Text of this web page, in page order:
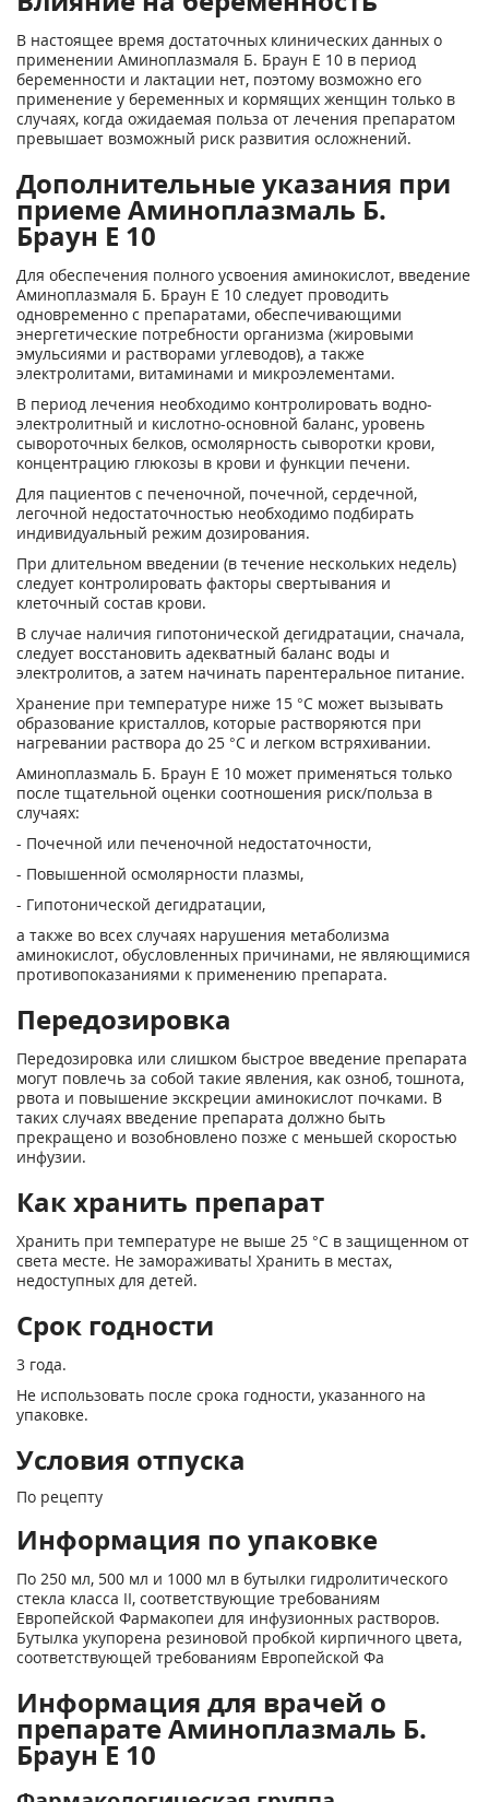
В настоящее время достаточных клинических данных о
применении Аминоплазмаля Б. Браун Е 10 в период
беременности и лактации нет, поэтому возможно его
применение у беременных и кормящих женщин только в
случаях, когда ожидаемая польза от лечения препаратом
превышает возможный риск развития осложнений.
Дополнительные указания при
приеме Аминоплазмаль Б.
Браун Е 10
Для обеспечения полного усвоения аминокислот, введение
Аминоплазмаля Б. Браун Е 10 следует проводить
одновременно с препаратами, обеспечивающими
энергетические потребности организма (жировыми
эмульсиями и растворами углеводов), а также
электролитами, витаминами и микроэлементами.
В период лечения необходимо контролировать водно-
электролитный и кислотно-основной баланс, уровень
сывороточных белков, осмолярность сыворотки крови,
концентрацию глюкозы в крови и функции печени.
Для пациентов с печеночной, почечной, сердечной,
легочной недостаточностью необходимо подбирать
индивидуальный режим дозирования.
При длительном введении (в течение нескольких недель)
следует контролировать факторы свертывания и
клеточный состав крови.
В случае наличия гипотонической дегидратации, сначала,
следует восстановить адекватный баланс воды и
электролитов, а затем начинать парентеральное питание.
Хранение при температуре ниже 15 °С может вызывать
образование кристаллов, которые растворяются при
нагревании раствора до 25 °С и легком встряхивании.
Аминоплазмаль Б. Браун Е 10 может применяться только
после тщательной оценки соотношения риск/польза в
случаях:
- Почечной или печеночной недостаточности,
- Повышенной осмолярности плазмы,
- Гипотонической дегидратации,
а также во всех случаях нарушения метаболизма
аминокислот, обусловленных причинами, не являющимися
противопоказаниями к применению препарата.
Передозировка
Передозировка или слишком быстрое введение препарата
могут повлечь за собой такие явления, как озноб, тошнота,
рвота и повышение экскреции аминокислот почками. В
таких случаях введение препарата должно быть
прекращено и возобновлено позже с меньшей скоростью
инфузии.
Как хранить препарат
Хранить при температуре не выше 25 °С в защищенном от
света месте. Не замораживать! Хранить в местах,
недоступных для детей.
Срок годности
3 года.
Не использовать после срока годности, указанного на
упаковке.
Условия отпуска
По рецепту
Информация по упаковке
По 250 мл, 500 мл и 1000 мл в бутылки гидролитического
стекла класса II, соответствующие требованиям
Европейской Фармакопеи для инфузионных растворов.
Бутылка укупорена резиновой пробкой кирпичного цвета,
соответствующей требованиям Европейской Фа
Информация для врачей о
препарате Аминоплазмаль Б.
Браун Е 10